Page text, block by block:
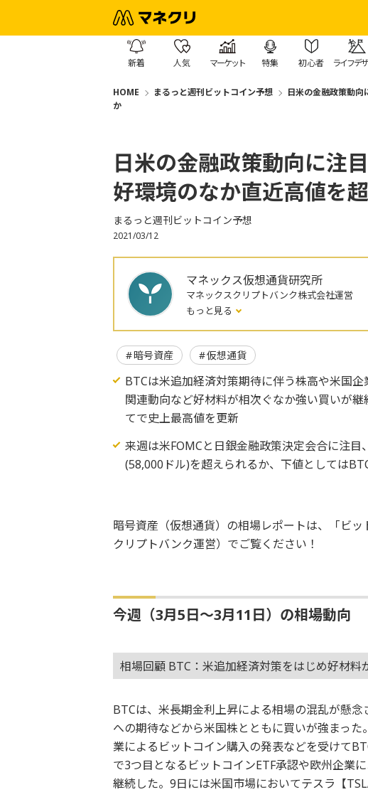
新着 人気 マーケット 特集 初心者 ライフデ
HOME まるっと週刊ビットコイン予想
日米の金融政策動
か
日米の金融政策動向に注
好環境のなか直近高値を
まるっと週刊ビットコイン予想
2021/03/12
マネックス仮想通貨研究所
マネックスクリプトバンク株式会社運営
もっと見る
暗号資産 仮想通貨
BTCは米追加経済対策期待に伴う株高や米国
関連動向など好材料が相次ぐなか強い買いが
てで史上最高値を更新
来週は米FOMCと日銀金融政策決定会合に注
(58,000ドル)を超えられるか、下値としては
暗号資産（仮想通貨）の相場レポートは、「ビ
クリプトバンク運営）でご覧ください！
今週（3月5日～3月11日）の相場動向
相場回顧 BTC：米追加経済対策をはじめ好材料
BTCは、米長期金利上昇による相場の混乱が懸
への期待などから米国株とともに買いが強まっ
業によるビットコイン購入の発表などを受けて
で3つ目となるビットコインETF承認や欧州企業
継続した。9日には米国市場においてテスラ【